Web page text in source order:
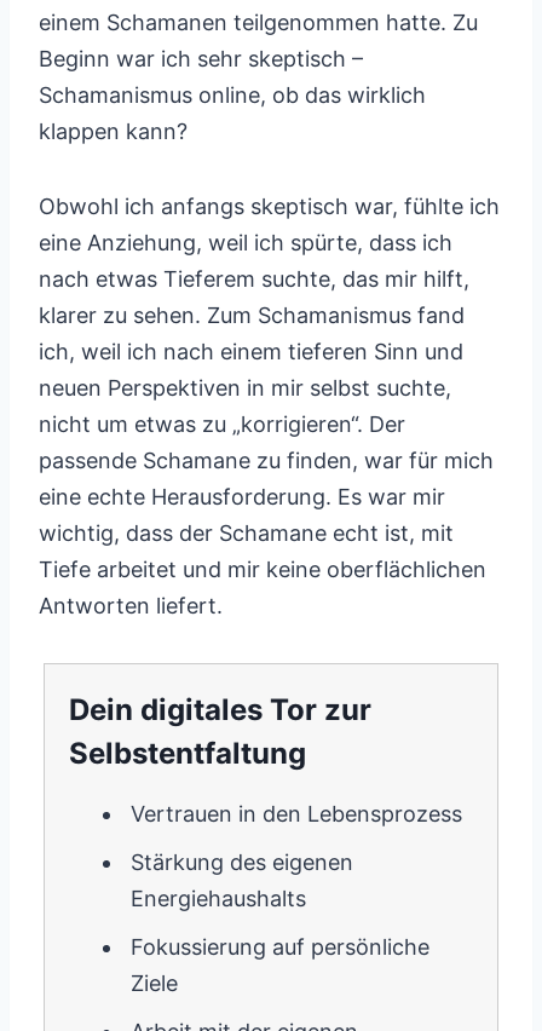
einem Schamanen teilgenommen hatte. Zu
Beginn war ich sehr skeptisch –
Schamanismus online, ob das wirklich
klappen kann?
Obwohl ich anfangs skeptisch war, fühlte ich
eine Anziehung, weil ich spürte, dass ich
nach etwas Tieferem suchte, das mir hilft,
klarer zu sehen. Zum Schamanismus fand
ich, weil ich nach einem tieferen Sinn und
neuen Perspektiven in mir selbst suchte,
nicht um etwas zu „korrigieren“. Der
passende Schamane zu finden, war für mich
eine echte Herausforderung. Es war mir
wichtig, dass der Schamane echt ist, mit
Tiefe arbeitet und mir keine oberflächlichen
Antworten liefert.
Dein digitales Tor zur
Selbstentfaltung
Vertrauen in den Lebensprozess
Stärkung des eigenen
Energiehaushalts
Fokussierung auf persönliche
Ziele